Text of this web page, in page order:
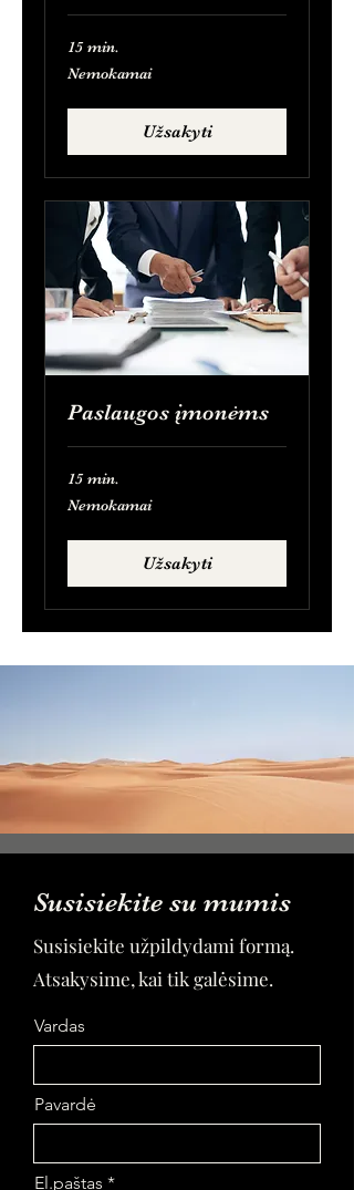
15 min.
Nemokamai
Nemokamai
Užsakyti
Paslaugos įmonėms
15 min.
Nemokamai
Nemokamai
Užsakyti
Susisiekite su mumis
Susisiekite užpildydami formą.
Atsakysime, kai tik galėsime.
Vardas
Pavardė
El.paštas